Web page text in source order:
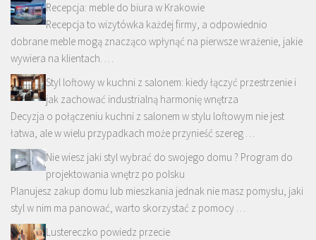
Recepcja: meble do biura w Krakowie
Recepcja to wizytówka każdej firmy, a odpowiednio
dobrane meble mogą znacząco wpłynąć na pierwsze wrażenie, jakie
wywiera na klientach. …
Styl loftowy w kuchni z salonem: kiedy łączyć przestrzenie i
jak zachować industrialną harmonię wnętrza
Decyzja o połączeniu kuchni z salonem w stylu loftowym nie jest
łatwa, ale w wielu przypadkach może przynieść szereg …
Nie wiesz jaki styl wybrać do swojego domu ? Program do
projektowania wnętrz po polsku
Planujesz zakup domu lub mieszkania jednak nie masz pomysłu, jaki
styl w nim ma panować, warto skorzystać z pomocy …
Lustereczko powiedz przecie